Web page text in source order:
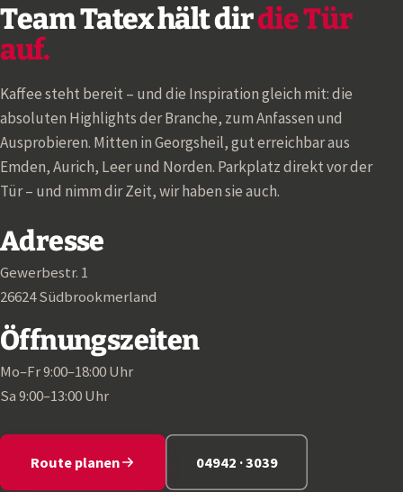
Team Tatex hält dirdie Tür
auf.
Kaffee steht bereit – und die Inspiration gleich mit: die
absoluten Highlights der Branche, zum Anfassen und
Ausprobieren. Mitten in Georgsheil, gut erreichbar aus
Emden, Aurich, Leer und Norden. Parkplatz direkt vor der
Tür – und nimm dir Zeit, wir haben sie auch.
Adresse
Gewerbestr. 1
26624 Südbrookmerland
Öffnungszeiten
Mo–Fr 9:00–18:00 Uhr
Sa 9:00–13:00 Uhr
Route planen 04942 · 3039